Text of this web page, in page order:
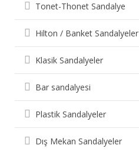
Tonet-Thonet Sandalye
Hilton / Banket Sandalyeler
Klasik Sandalyeler
Bar sandalyesi
Plastik Sandalyeler
Dış Mekan Sandalyeler